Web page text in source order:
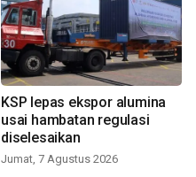
KSP lepas ekspor alumina
usai hambatan regulasi
diselesaikan
Jumat, 7 Agustus 2026